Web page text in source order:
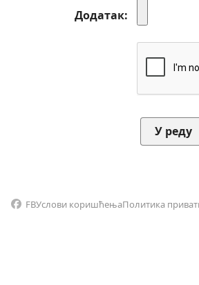
Додатак
FBУслови коришћењаПолитика